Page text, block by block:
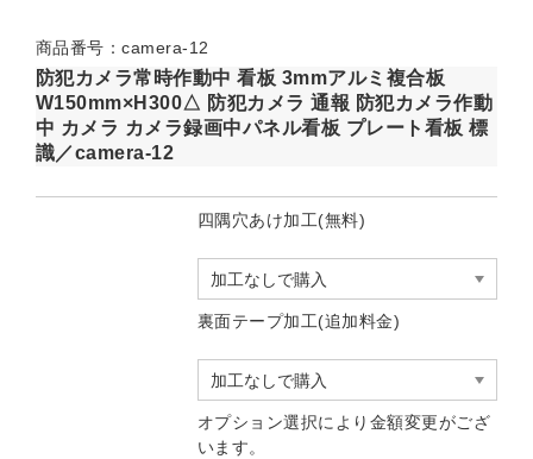
商品番号：camera-12
防犯カメラ常時作動中 看板 3mmアルミ複合板
W150mm×H300△ 防犯カメラ 通報 防犯カメラ作動
中 カメラ カメラ録画中パネル看板 プレート看板 標
識／camera-12
四隅穴あけ加工(無料)
裏面テープ加工(追加料金)
オプション選択により金額変更がござ
います。